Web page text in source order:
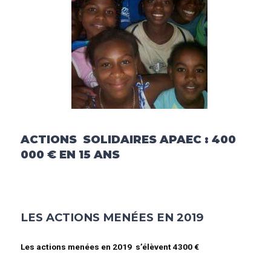
ACTIONS SOLIDAIRES APAEC : 400
000 € EN 15 ANS
LES ACTIONS MENÉES EN 2019
Les actions menées en 2019 s’élèvent 4300 €